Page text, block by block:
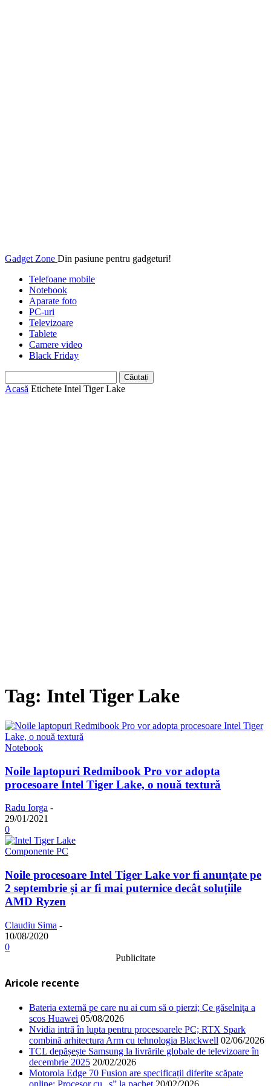
Gadget Zone Din pasiune pentru gadgeturi!
Telefoane mobile
Notebook
Aparate foto
PC-uri
Televizoare
Tablete
Camere video
Black Friday
Acasă Etichete Intel Tiger Lake
Tag: Intel Tiger Lake
Notebook
Noile laptopuri Redmibook Pro vor adopta
procesoare Intel Tiger Lake, o nouă textură
Radu Iorga -
29/01/2021
0
Componente PC
Noile procesoare Intel Tiger Lake vor fi anunțate pe
2 septembrie și ar fi mai puternice decât soluțiile
AMD Ryzen
Claudiu Sima -
10/08/2020
0
Publicitate
Aricole recente
Bateria externă pe care nu ai cum să o pierzi; Ce găselniţa a
scos Huawei 05/08/2026
Nvidia intră în lupta pentru procesoarele PC; RTX Spark
combină arhitectura Arm cu tehnologia Blackwell 02/06/2026
TCL depășește Samsung la livrările globale de televizoare în
decembrie 2025 20/02/2026
Motorola Edge 70 Fusion are specificații diferite scăpate